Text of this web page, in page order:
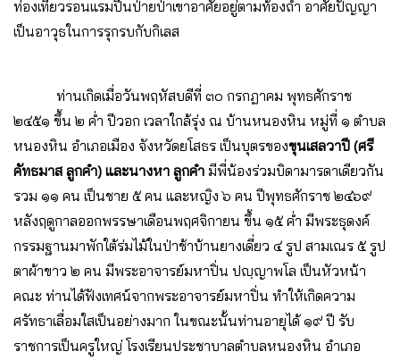
ท่องเที่ยวรอนแรมปีนป่ายป่าเขาอาศัยอยู่ตามท้องถ้ำ อาศัยปัญญา
เป็นอาวุธในการรุกรบกับกิเลส
ท่านเกิดเมื่อวันพฤหัสบดีที่ ๓๐ กรกฎาคม พุทธศักราช
๒๔๕๑ ขึ้น ๒ ค่ำ ปีวอก เวลาใกล้รุ่ง ณ บ้านหนองหิน หมู่ที่ ๑ ตำบล
หนองหิน อำเภอเมือง จังหวัดยโสธร เป็นบุตรของขุนเสลวาปี (ศรี
คัทธมาส ลูกคำ) และนางหา ลูกคำ มีพี่น้องร่วมบิดามารดาเดียวกัน
รวม ๑๑ คน เป็นชาย ๕ คน และหญิง ๖ คน ปีพุทธศักราช ๒๔๖๙
หลังฤดูกาลออกพรรษาเดือนพฤศจิกายน ขึ้น ๑๕ ค่ำ มีพระธุดงค์
กรรมฐานมาพักใต้ร่มไม้ในป่าช้าบ้านยางเดี่ยว ๔ รูป สามเณร ๕ รูป
ตาผ้าขาว ๒ คน มีพระอาจารย์มหาปิ่น ปญฺญาพโล เป็นหัวหน้า
คณะ ท่านได้ฟังเทศน์จากพระอาจารย์มหาปิ่น ทำให้เกิดความ
ศรัทธาเลื่อมใสเป็นอย่างมาก ในขณะนั้นท่านอายุได้ ๑๙ ปี รับ
ราชการเป็นครูใหญ่ โรงเรียนประชาบาลตำบลหนองหิน อำเภอ